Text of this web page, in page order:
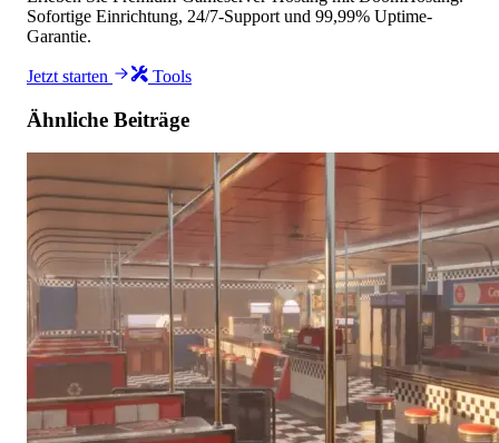
Sofortige Einrichtung, 24/7-Support und 99,99% Uptime-
Garantie.
Jetzt starten Tools
Ähnliche Beiträge